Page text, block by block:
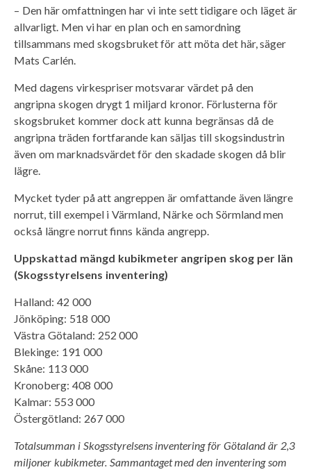
– Den här omfattningen har vi inte sett tidigare och läget är
allvarligt. Men vi har en plan och en samordning
tillsammans med skogsbruket för att möta det här, säger
Mats Carlén.
Med dagens virkespriser motsvarar värdet på den
angripna skogen drygt 1 miljard kronor. Förlusterna för
skogsbruket kommer dock att kunna begränsas då de
angripna träden fortfarande kan säljas till skogsindustrin
även om marknadsvärdet för den skadade skogen då blir
lägre.
Mycket tyder på att angreppen är omfattande även längre
norrut, till exempel i Värmland, Närke och Sörmland men
också längre norrut finns kända angrepp.
Uppskattad mängd kubikmeter angripen skog per län
(Skogsstyrelsens inventering)
Halland: 42 000
Jönköping: 518 000
Västra Götaland: 252 000
Blekinge: 191 000
Skåne: 113 000
Kronoberg: 408 000
Kalmar: 553 000
Östergötland: 267 000
Totalsumman i Skogsstyrelsens inventering för Götaland är 2,3
miljoner kubikmeter. Sammantaget med den inventering som